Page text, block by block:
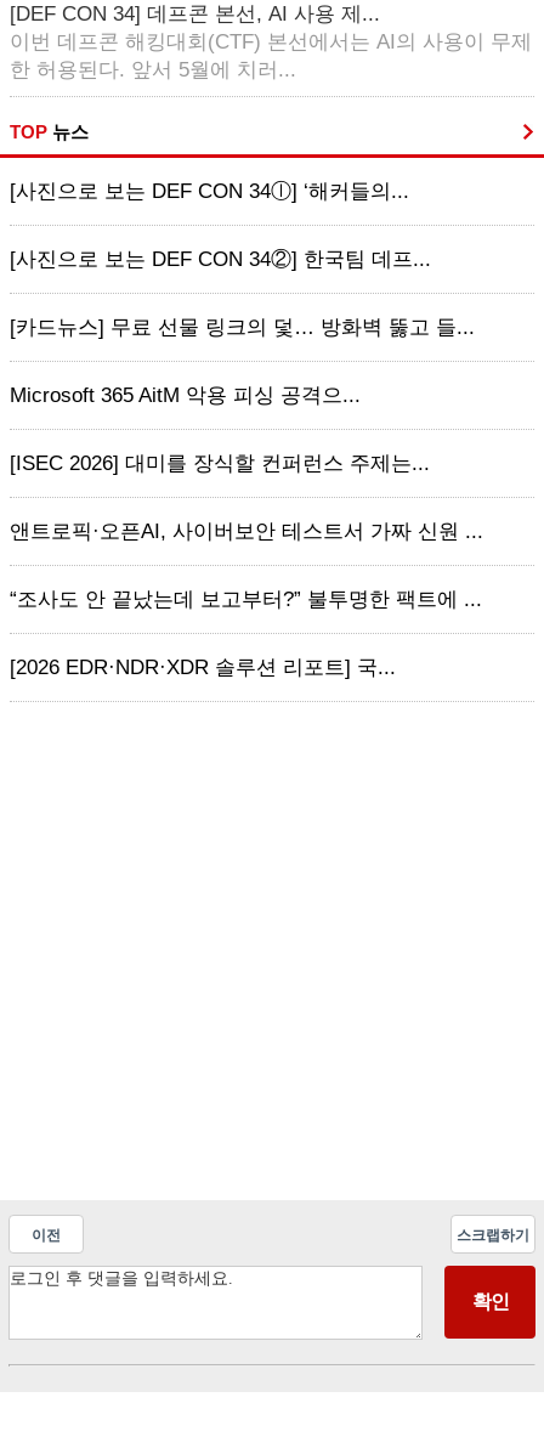
[DEF CON 34] 데프콘 본선, AI 사용 제...
이번 데프콘 해킹대회(CTF) 본선에서는 AI의 사용이 무제
한 허용된다. 앞서 5월에 치러...
TOP 뉴스
[사진으로 보는 DEF CON 34ⓛ] ‘해커들의...
[사진으로 보는 DEF CON 34②] 한국팀 데프...
[카드뉴스] 무료 선물 링크의 덫… 방화벽 뚫고 들...
Microsoft 365 AitM 악용 피싱 공격으...
[ISEC 2026] 대미를 장식할 컨퍼런스 주제는...
앤트로픽·오픈AI, 사이버보안 테스트서 가짜 신원 ...
“조사도 안 끝났는데 보고부터?” 불투명한 팩트에 ...
[2026 EDR·NDR·XDR 솔루션 리포트] 국...
이전 스크랩하기